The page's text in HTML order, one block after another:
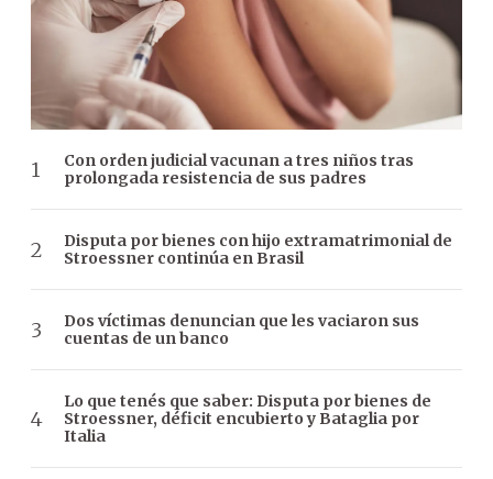
Con orden judicial vacunan a tres niños tras
prolongada resistencia de sus padres
Disputa por bienes con hijo extramatrimonial de
Stroessner continúa en Brasil
Dos víctimas denuncian que les vaciaron sus
cuentas de un banco
Lo que tenés que saber: Disputa por bienes de
Stroessner, déficit encubierto y Bataglia por
Italia